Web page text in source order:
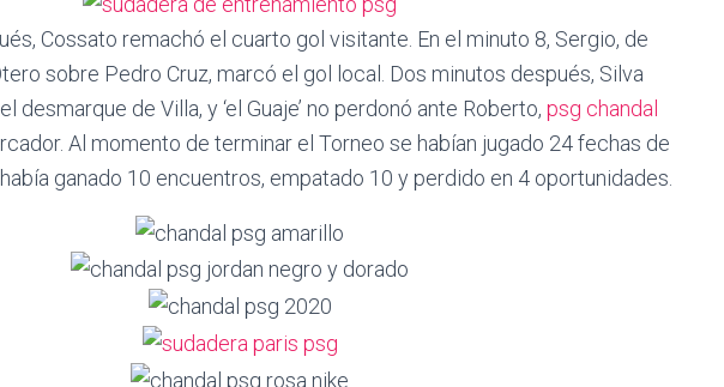
Cossato remachó el cuarto gol visitante. En el minuto 8, Sergio, de
sobre Pedro Cruz, marcó el gol local. Dos minutos después, Silva
desmarque de Villa, y ‘el Guaje’ no perdonó ante Roberto, psg chandal
Al momento de terminar el Torneo se habían jugado 24 fechas de
ganado 10 encuentros, empatado 10 y perdido en 4 oportunidades.